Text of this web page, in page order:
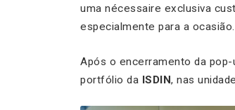
uma nécessaire exclusiva
especialmente para a ocasião.
Após o encerramento da
portfólio da ISDIN, nas